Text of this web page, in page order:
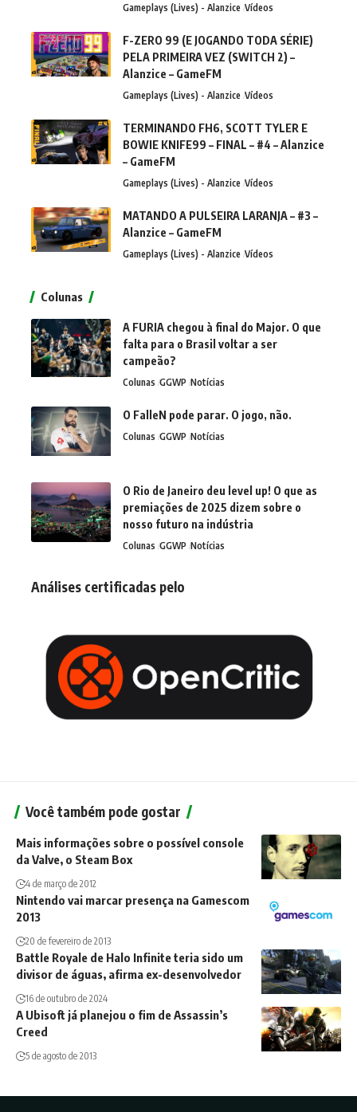
Gameplays (Lives) - Alanzice Vídeos
F-ZERO 99 (E JOGANDO TODA SÉRIE)
PELA PRIMEIRA VEZ (SWITCH 2) –
Alanzice – GameFM
Gameplays (Lives) - Alanzice Vídeos
TERMINANDO FH6, SCOTT TYLER E
BOWIE KNIFE99 – FINAL – #4 – Alanzice
– GameFM
Gameplays (Lives) - Alanzice Vídeos
MATANDO A PULSEIRA LARANJA – #3 –
Alanzice – GameFM
Gameplays (Lives) - Alanzice Vídeos
Colunas
A FURIA chegou à final do Major. O que
falta para o Brasil voltar a ser
campeão?
Colunas GGWP Notícias
O FalleN pode parar. O jogo, não.
Colunas GGWP Notícias
O Rio de Janeiro deu level up! O que as
premiações de 2025 dizem sobre o
nosso futuro na indústria
Colunas GGWP Notícias
Análises certificadas pelo
Você também pode gostar
Mais informações sobre o possível console
da Valve, o Steam Box
4 de março de 2012
Nintendo vai marcar presença na Gamescom
2013
20 de fevereiro de 2013
Battle Royale de Halo Infinite teria sido um
divisor de águas, afirma ex-desenvolvedor
16 de outubro de 2024
A Ubisoft já planejou o fim de Assassin’s
Creed
5 de agosto de 2013